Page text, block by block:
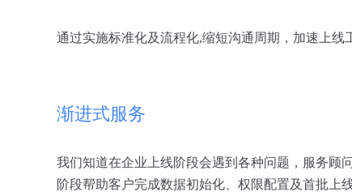
通过实施标准化及流程化,缩短沟通周期，加速上线
渐进式服务
我们知道在企业上线阶段会遇到各种问题，服务顾
阶段帮助客户完成数据初始化、权限配置及首批上